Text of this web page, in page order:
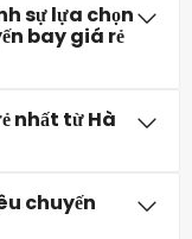
sự lựa chọn
bay giá rẻ
nhất từ Hà
chuyến